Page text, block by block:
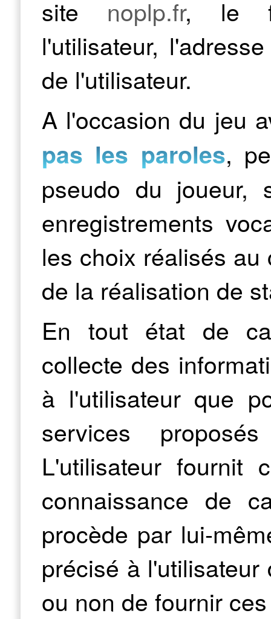
site noplp.fr, le
l'utilisateur,
de l'utilisateur.
A l'occasion du jeu
pas les paroles,
pseudo du joueur,
enregistrements
les choix réalisés
de la réalisation de
En tout état de
collecte des
à l'utilisateur que
services
L'utilisateur fournit
connaissance de
procède par lui-
précisé à
ou non de fournir